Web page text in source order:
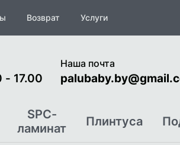
Возврат Услуги
- 17.00
Наша почта
SPC-
ламинат
Плинтуса